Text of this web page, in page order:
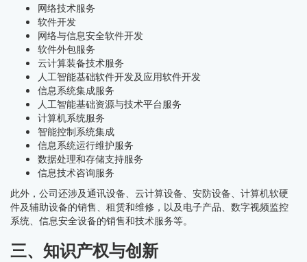
网络技术服务
软件开发
网络与信息安全软件开发
软件外包服务
云计算装备技术服务
人工智能基础软件开发及应用软件开发
信息系统集成服务
人工智能基础资源与技术平台服务
计算机系统服务
智能控制系统集成
信息系统运行维护服务
数据处理和存储支持服务
信息技术咨询服务
此外，公司还涉及通讯设备、云计算设备、安防设备、计算机软硬
件及辅助设备的销售、租赁和维修，以及电子产品、数字视频监控
系统、信息安全设备的销售和技术服务等。
三、知识产权与创新